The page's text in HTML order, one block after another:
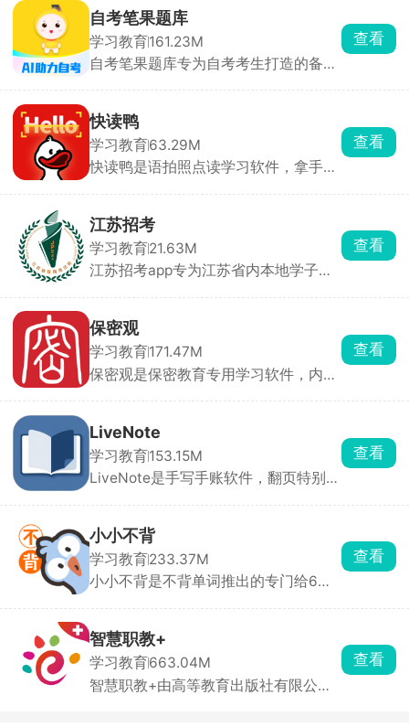
消息推送及时高效，学业成绩、校园动
态一目了然。在这里，家长和老师能够
无障碍实时沟通，高效对接孩子的学习
问题。以科技连接家校，用陪伴助力成
自考笔果题库
学习教育161.23M
自考笔果题库专为自考考生打造的备考
精准贴合自考考纲，依靠优质题库资
源，已累计帮助超百万考生顺利通过自
考，成功申领正规学历文凭。
查看
快读鸭
学习教育63.29M
快读鸭是语拍照点读学习软件，拿手机
自动拆分解析，生词随手收藏。生词本
可导出打印默写卷，碎片化随时拍题学
习。
查看
江苏招考
学习教育21.63M
江苏招考app专为江苏省内本地学子们
在线查分、智能选校、留学资讯以及自
考相关信息功能，整合了历年真题和资
源库，是江苏考生必备的招考工具。
查看
保密观
学习教育171.47M
保密观是保密教育专用学习软件，内容
一线上考核，错题自动归档，学完课程
就能参与测评，达标后直接生成可保存
打印的电子培训证书。自动记录累计学
习学时，进度清晰可查。
查看
LiveNote
学习教育153.15M
LiveNote是手写手账软件，翻页特别真
成各种奇怪形状，排版超自由。里面有
好多现成模板和贴纸。写完能导出，还
能云同步备份。界面干净好看，日常记
日记、做手账、写笔记都合适，喜欢手
查看
小小不背
学习教育233.37M
小小不背是不背单词推出的专门给6到
用图片、原声例句理解单词。还有AI纠
正发音，有音节拼写、键盘拼写、手写
拼写多种练习。家长可以查看每日学习
时长、掌握情况，自动接收学情报告，
查看
智慧职教+
学习教育663.04M
智慧职教+由高等教育出版社有限公司
查看